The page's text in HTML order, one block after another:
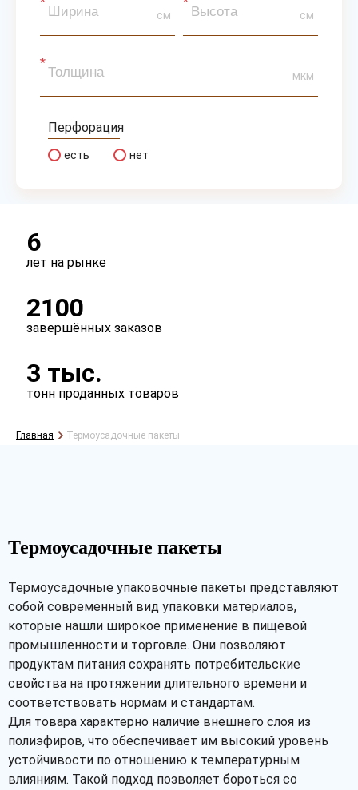
см см
мкм
Перфорация
есть нет
6
лет на рынке
2100
завершённых заказов
3 тыс.
тонн проданных товаров
Главная Термоусадочные пакеты
Термоусадочные пакеты
Термоусадочные упаковочные пакеты представляют
собой современный вид упаковки материалов,
которые нашли широкое применение в пищевой
промышленности и торговле. Они позволяют
продуктам питания сохранять потребительские
свойства на протяжении длительного времени и
соответствовать нормам и стандартам.
Для товара характерно наличие внешнего слоя из
полиэфиров, что обеспечивает им высокий уровень
устойчивости по отношению к температурным
влияниям. Такой подход позволяет бороться со